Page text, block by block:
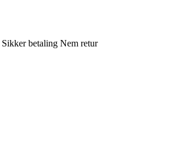
Sikker betaling Nem retur